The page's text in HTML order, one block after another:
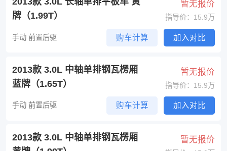
牌（1.99T）
暂无报价
指导价：15.9万
手动 前置后驱 购车计算 加入对比
2013款 3.0L 中轴单排钢瓦楞厢
蓝牌（1.65T）
暂无报价
指导价：15.9万
手动 前置后驱 购车计算 加入对比
2013款 3.0L 中轴单排钢瓦楞厢
暂无报价